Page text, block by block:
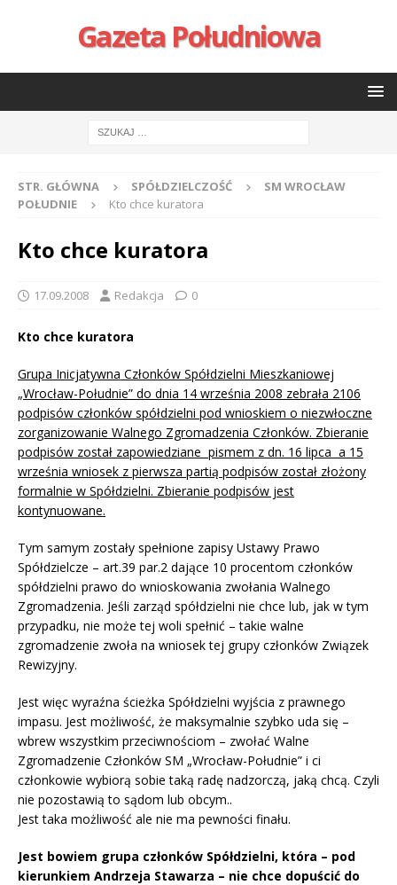
Gazeta Południowa
STR. GŁÓWNA SPÓŁDZIELCZOŚĆ
SM WROCŁAW
POŁUDNIE
Kto chce kuratora
Kto chce kuratora
17.09.2008 Redakcja 0
Kto chce kuratora
Grupa Inicjatywna Członków Spółdzielni Mieszkaniowej
„Wrocław-Południe” do dnia 14 września 2008 zebrała 2106
podpisów członków spółdzielni pod wnioskiem o niezwłoczne
zorganizowanie Walnego Zgromadzenia Członków. Zbieranie
podpisów został zapowiedziane pismem z dn. 16 lipca a 15
września wniosek z pierwsza partią podpisów został złożony
formalnie w Spółdzielni. Zbieranie podpisów jest
kontynuowane.
Tym samym zostały spełnione zapisy Ustawy Prawo
Spółdzielcze – art.39 par.2 dające 10 procentom członków
spółdzielni prawo do wnioskowania zwołania Walnego
Zgromadzenia. Jeśli zarząd spółdzielni nie chce lub, jak w tym
przypadku, nie może tej woli spełnić – takie walne
zgromadzenie zwoła na wniosek tej grupy członków Związek
Rewizyjny.
Jest więc wyraźna ścieżka Spółdzielni wyjścia z prawnego
impasu. Jest możliwość, że maksymalnie szybko uda się –
wbrew wszystkim przeciwnościom – zwołać Walne
Zgromadzenie Członków SM „Wrocław-Południe” i ci
członkowie wybiorą sobie taką radę nadzorczą, jaką chcą. Czyli
nie pozostawią to sądom lub obcym..
Jest taka możliwość ale nie ma pewności finału.
Jest bowiem grupa członków Spółdzielni, która – pod
kierunkiem Andrzeja Stawarza – nie chce dopuścić do